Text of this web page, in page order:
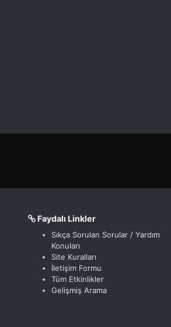
Faydalı Linkler
Sıkça Sorulan Sorular / Yardım
Konuları
Site Kuralları
İletişim Formu
Tüm Etkinlikler
Gelişmiş Arama